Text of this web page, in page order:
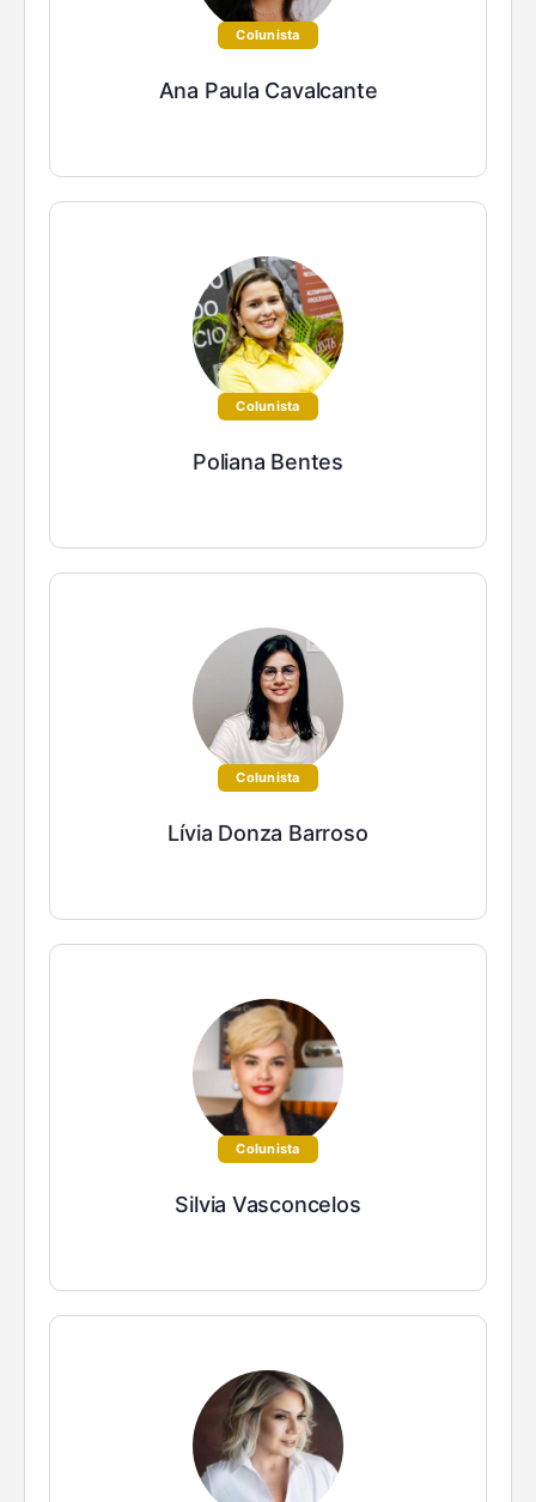
Colunista
Ana Paula Cavalcante
Colunista
Poliana Bentes
Colunista
Lívia Donza Barroso
Colunista
Silvia Vasconcelos